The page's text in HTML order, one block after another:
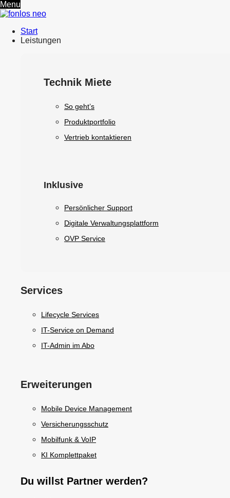
Menu
Start
Leistungen
Technik Miete
So geht’s
Produktportfolio
Vertrieb kontaktieren
Inklusive
Persönlicher Support
Digitale Verwaltungsplattform
OVP Service
Services
Lifecycle Services
IT-Service on Demand
IT-Admin im Abo
Erweiterungen
Mobile Device Management
Versicherungsschutz
Mobilfunk & VoIP
KI Komplettpaket
Du willst Partner werden?